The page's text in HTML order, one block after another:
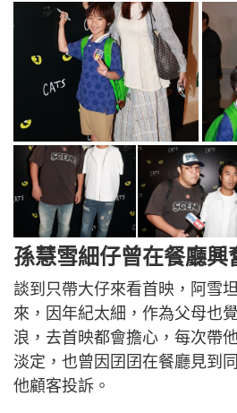
孫慧雪細仔曾在餐廳興
談到只帶大仔來看首映，阿雪
來，因年紀太細，作為父母也
浪，去首映都會擔心，每次帶
淡定，也曾因囝囝在餐廳見到
他顧客投訴。